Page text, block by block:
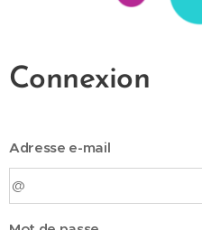
Connexion
Adresse e-mail